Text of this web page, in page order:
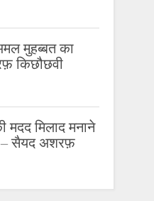
मुहब्बत का
किछौछवी
मदद मिलाद मनाने
– सैयद अशरफ़